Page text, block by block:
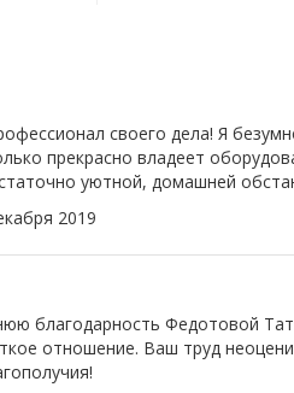
своего дела! Я
прекрасно владеет
уютной, домашней
2019
благодарность Федотовой
отношение. Ваш труд